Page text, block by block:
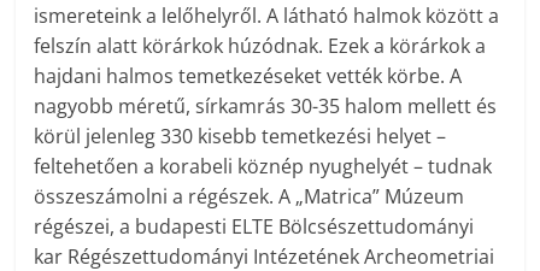
ismereteink a lelőhelyről. A látható halmok között a
felszín alatt körárkok húzódnak. Ezek a körárkok a
hajdani halmos temetkezéseket vették körbe. A
nagyobb méretű, sírkamrás 30-35 halom mellett és
körül jelenleg 330 kisebb temetkezési helyet –
feltehetően a korabeli köznép nyughelyét – tudnak
összeszámolni a régészek. A „Matrica” Múzeum
régészei, a budapesti ELTE Bölcsészettudományi
kar Régészettudományi Intézetének Archeometriai